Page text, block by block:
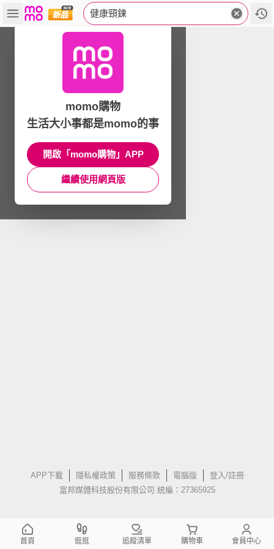
健康頸鍊
APP下載 隱私權政策 服務條款 電腦版
登入/註冊
富邦媒體科技股份有限公司 統編：27365925
momo購物
生活大小事都是momo的事
開啟「momo購物」APP
繼續使用網頁版
首頁 逛逛 追蹤清單 購物車 會員中心